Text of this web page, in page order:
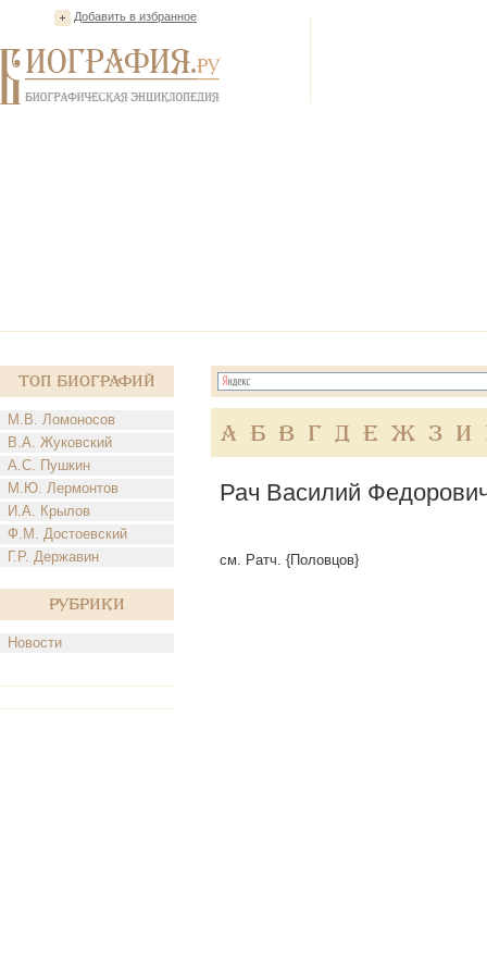
Добавить в избранное
Топ Биографий
М.В. Ломоносов
В.А. Жуковский
А.С. Пушкин
М.Ю. Лермонтов
И.А. Крылов
Ф.М. Достоевский
Г.Р. Державин
Рубрики
Новости
А Б В Г Д Е Ж З И
Рач Василий
см. Ратч. {Половцов}